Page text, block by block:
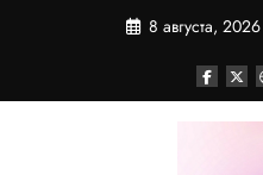
8 августа, 2026